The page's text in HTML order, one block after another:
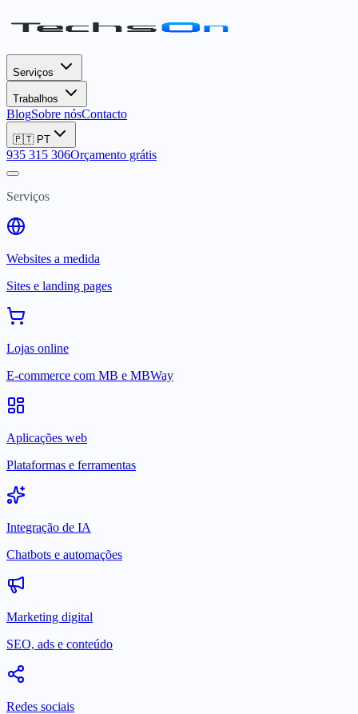
Serviços
Trabalhos
BlogSobre nósContacto
🇵🇹 PT
935 315 306Orçamento grátis
Serviços
Websites a medida
Sites e landing pages
Lojas online
E-commerce com MB e MBWay
Aplicações web
Plataformas e ferramentas
Integração de IA
Chatbots e automações
Marketing digital
SEO, ads e conteúdo
Redes sociais